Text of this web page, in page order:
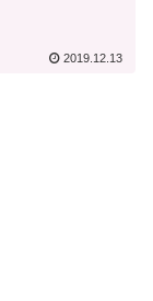
2019.12.13